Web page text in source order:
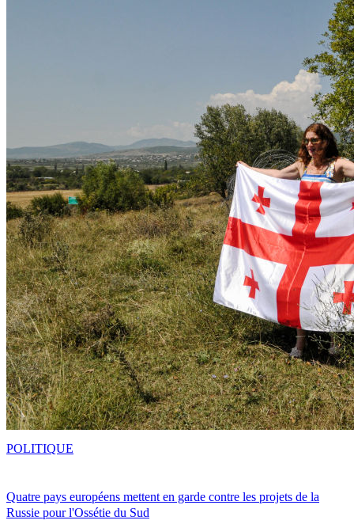
Quatre pays européens mettent en garde contre les projets de la
Russie pour l'Ossétie du Sud
POLITIQUE